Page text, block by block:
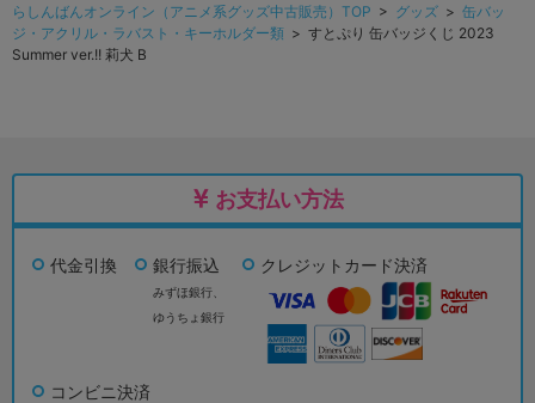
らしんばんオンライン（アニメ系グッズ中古販売）TOP > グッズ > 缶バッ
ジ・アクリル・ラバスト・キーホルダー類 > すとぷり 缶バッジくじ 2023
Summer ver.!! 莉犬 B
お支払い方法
代金引換 銀行振込
みずほ銀行、
ゆうちょ銀行
クレジットカード決済
コンビニ決済